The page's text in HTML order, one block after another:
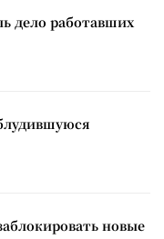
дело работавших
новые